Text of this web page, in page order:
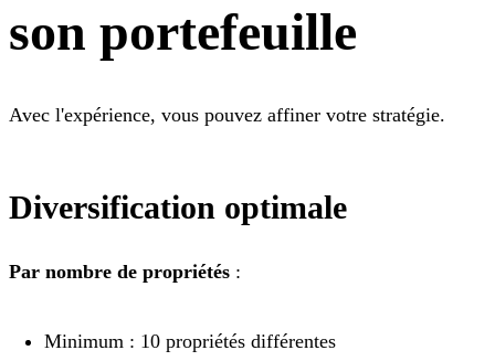
son portefeuille
Avec l'expérience, vous pouvez affiner votre stratégie.
Diversification optimale
Par nombre de propriétés :
Minimum : 10 propriétés différentes